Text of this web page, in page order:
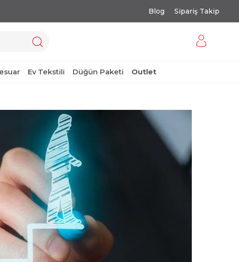
Blog Sipariş Takip
Ev Tekstili Düğün Paketi Outlet